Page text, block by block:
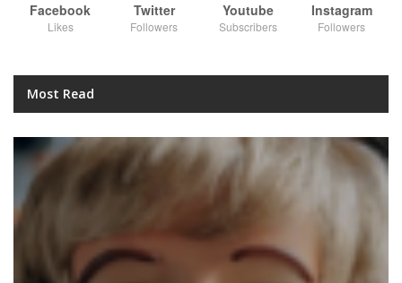
Facebook
Likes
Twitter
Followers
Youtube
Subscribers
Instagram
Followers
Most Read